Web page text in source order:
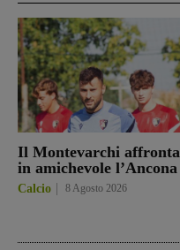
Il Montevarchi affronta
in amichevole l’Ancona
Calcio 8 Agosto 2026